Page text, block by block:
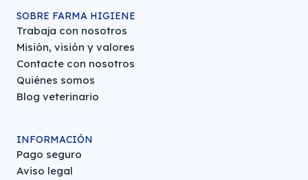
SOBRE FARMA HIGIENE
Trabaja con nosotros
Misión, visión y valores
Contacte con nosotros
Quiénes somos
Blog veterinario
INFORMACIÓN
Pago seguro
Aviso legal